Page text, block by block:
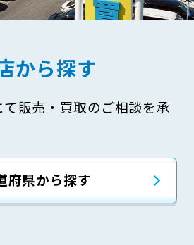
から探す
て販売・買取のご相談を承
府県から探す